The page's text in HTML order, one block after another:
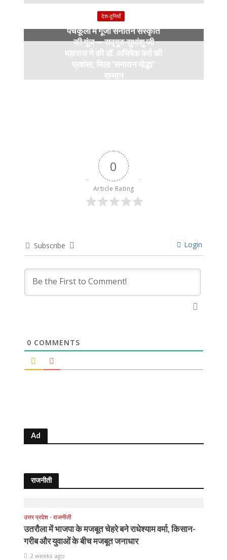
9 months ago
देश-दुनियाँ
पंचकूला में गूंजी सनातन संस्कृति
की गूंज — सद्गुरु सुधांशु जी
महाराज ने की डॉ. अभिषेक वर्मा की
प्रशंसा, मिला ‘सनातन योद्धा’
सम्मान
0
Article Rating
Subscribe Login
0 COMMENTS
Ad
राजनीती
उत्तर प्रदेश • राजनीती
उतरौला में भाजपा के मजबूत चेहरे बने राधेश्याम वर्मा, किसान-
गरीब और युवाओं के बीच मजबूत जनाधार
2 weeks ago